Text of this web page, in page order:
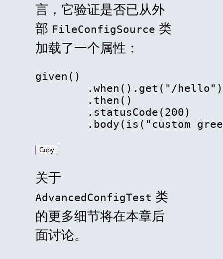
言，它验证是否已从外
部 FileConfigSource 类
加载了一个属性：
given()
        .when().get("/hello")
        .then()
        .statusCode(200)
.body(is("custom
Copy
关于
AdvancedConfigTest 类
的更多细节将在本章后
面讨论。